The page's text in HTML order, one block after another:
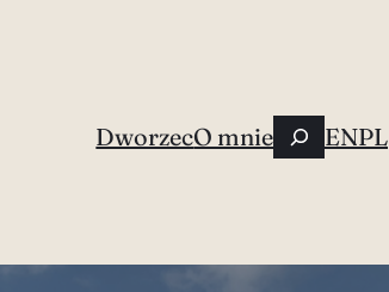
DworzecO mnieSzukaj
ENPL